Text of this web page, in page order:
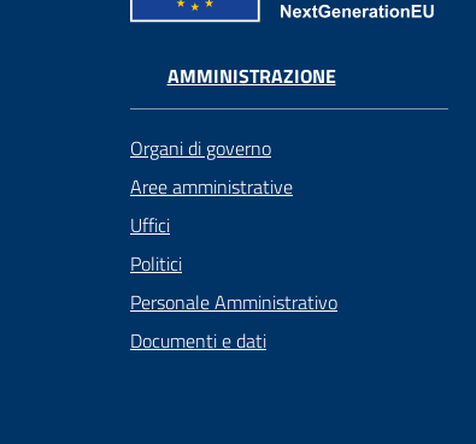
AMMINISTRAZIONE
Organi di governo
Aree amministrative
Uffici
Politici
Personale Amministrativo
Documenti e dati